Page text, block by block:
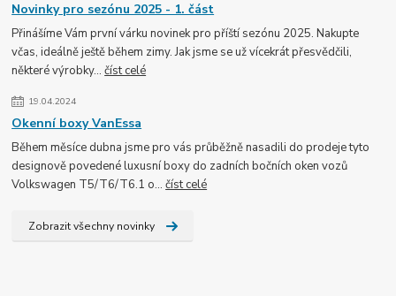
Novinky pro sezónu 2025 - 1. část
Přinášíme Vám první várku novinek pro příští sezónu 2025. Nakupte
včas, ideálně ještě během zimy. Jak jsme se už vícekrát přesvědčili,
některé výrobky...číst celé
19.04.2024
Okenní boxy VanEssa
Během měsíce dubna jsme pro vás průběžně nasadili do prodeje tyto
designově povedené luxusní boxy do zadních bočních oken vozů
Volkswagen T5/T6/T6.1 o...číst celé
Zobrazit všechny novinky